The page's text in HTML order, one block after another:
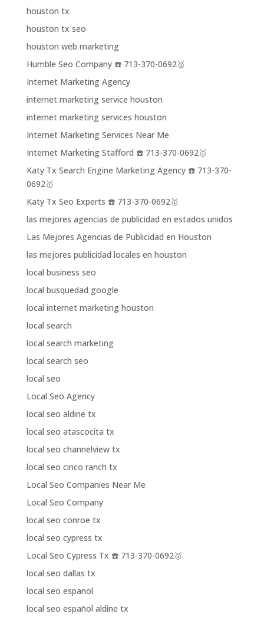
houston tx
houston tx seo
houston web marketing
Humble Seo Company ☎️ 713-370-0692🥇
Internet Marketing Agency
internet marketing service houston
internet marketing services houston
Internet Marketing Services Near Me
Internet Marketing Stafford ☎️ 713-370-0692🥇
Katy Tx Search Engine Marketing Agency ☎️ 713-370-
0692🥇
Katy Tx Seo Experts ☎️ 713-370-0692🥇
las mejores agencias de publicidad en estados unidos
Las Mejores Agencias de Publicidad en Houston
las mejores publicidad locales en houston
local business seo
local busquedad google
local internet marketing houston
local search
local search marketing
local search seo
local seo
Local Seo Agency
local seo aldine tx
local seo atascocita tx
local seo channelview tx
local seo cinco ranch tx
Local Seo Companies Near Me
Local Seo Company
local seo conroe tx
local seo cypress tx
Local Seo Cypress Tx ☎️ 713-370-0692🥇
local seo dallas tx
local seo espanol
local seo español aldine tx